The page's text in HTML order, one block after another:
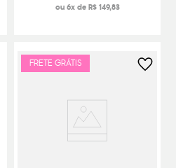
ou 6x de R$ 149,83
FRETE GRÁTIS